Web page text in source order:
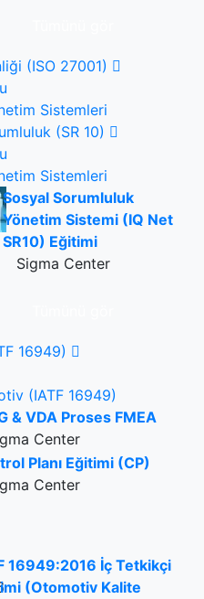
(ISO 27001)
Sistemleri
(SR 10)
Sistemleri
Sosyal Sorumluluk
Yönetim Sistemi (IQ Net
SR10) Eğitimi
Sigma Center
16949)
(IATF 16949)
& VDA Proses FMEA
Center
Planı Eğitimi (CP)
Center
16949:2016 İç Tetkikçi
(Otomotiv Kalite